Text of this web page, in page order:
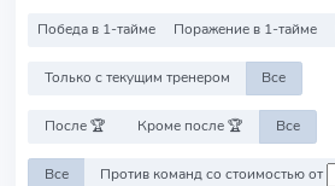
Победа в 1-тайме Поражение в 1-тайме
Только с текущим тренером Все
После 🏆 Кроме после 🏆 Все
Все Против команд со стоимостью от